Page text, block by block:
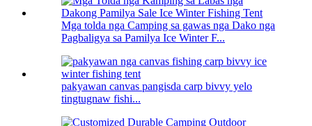
Mga tolda nga Camping sa gawas nga Dako nga
Pagbaligya sa Pamilya Ice Winter F...
pakyawan canvas pangisda carp bivvy yelo
tingtugnaw fishi...